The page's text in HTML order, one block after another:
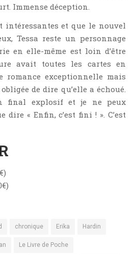
Immense déception.
intéressantes et que le nouvel
Tessa reste un personnage
en elle-même est loin d’être
avait toutes les cartes en
romance exceptionnelle mais
de dire qu’elle a échoué.
final explosif et je ne peux
dire « Enfin, c’est fini ! ». C’est
chronique Erika Hardin
Le Livre de Poche